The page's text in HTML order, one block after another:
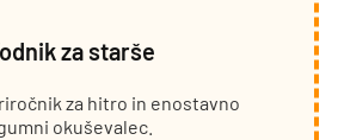
za starše
za hitro in enostavno
okuševalec.